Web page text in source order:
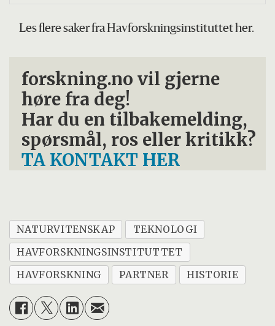
Les flere saker fra Havforskningsinstituttet her.
forskning.no vil gjerne
høre fra deg!
Har du en tilbakemelding,
spørsmål, ros eller kritikk?
TA KONTAKT HER
NATURVITENSKAP
TEKNOLOGI
HAVFORSKNINGSINSTITUTTET
HAVFORSKNING
PARTNER HISTORIE